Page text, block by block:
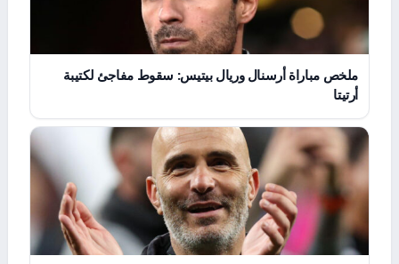
ملخص مباراة أرسنال وريال بيتيس: سقوط مفاجئ لكتيبة
أرتيتا